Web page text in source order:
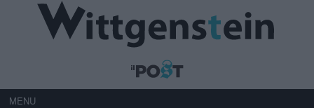
MENU